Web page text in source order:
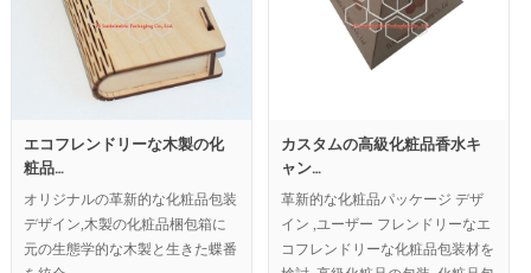
エコフレンドリーな木製の化
粧品…
オリジナルの革新的な化粧品包装
デザイン,木製の化粧品梱包箱に
元の生態学的な木製と生きた蝶番
カスタムの高級化粧品香水キ
ャン…
革新的な化粧品パッケージ デザ
イン ,ユーザー フレンドリーなエ
コフレンドリーな化粧品包装材を